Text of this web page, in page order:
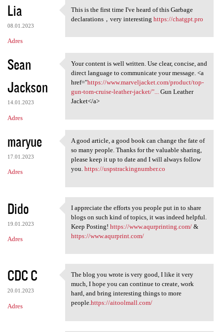
Lia
08.01.2023
Adres
This is the first time I've
This is the first time I've heard of this Garbage
declarations，very interesting https://chatgpt.pro
Sean
Jackson
14.01.2023
Adres
Your content is well written.
Your content is well written. Use clear, concise, and
direct language to communicate your message. <a
href="https://www.marveljacket.com/product/top-
gun-tom-cruise-leather-jacket/"...Gun Leather
Jacket</a>
maryue
17.01.2023
Adres
A good article, a good book
A good article, a good book can change the fate of
so many people. Thanks for the valuable sharing,
please keep it up to date and I will always follow
you. https://uspstrackingnumber.co
Dido
19.01.2023
Adres
I appreciate the efforts you
I appreciate the efforts you people put in to share
blogs on such kind of topics, it was indeed helpful.
Keep Posting! https://www.aqurprinting.com/&
https://www.aqurprint.com/
CDC C
20.01.2023
Adres
The blog you wrote is very
The blog you wrote is very good, I like it very
much, I hope you can continue to create, work
hard, and bring interesting things to more
people.https://aitoolmall.com/